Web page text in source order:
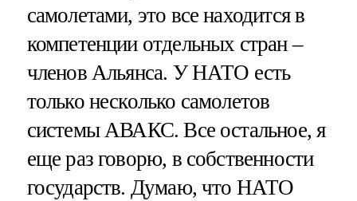
самолетами, это все находится в
компетенции отдельных стран –
членов Альянса. У НАТО есть
только несколько самолетов
системы АВАКС. Все остальное, я
еще раз говорю, в собственности
государств. Думаю, что НАТО